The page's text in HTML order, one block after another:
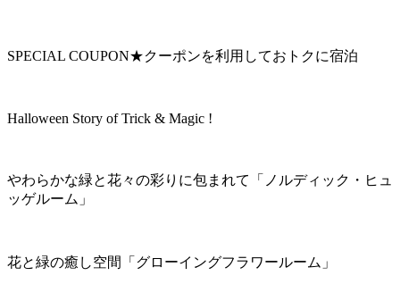
SPECIAL COUPON★クーポンを利用しておトクに宿泊
Halloween Story of Trick & Magic !
やわらかな緑と花々の彩りに包まれて「ノルディック・ヒュ
ッゲルーム」
花と緑の癒し空間「グローイングフラワールーム」